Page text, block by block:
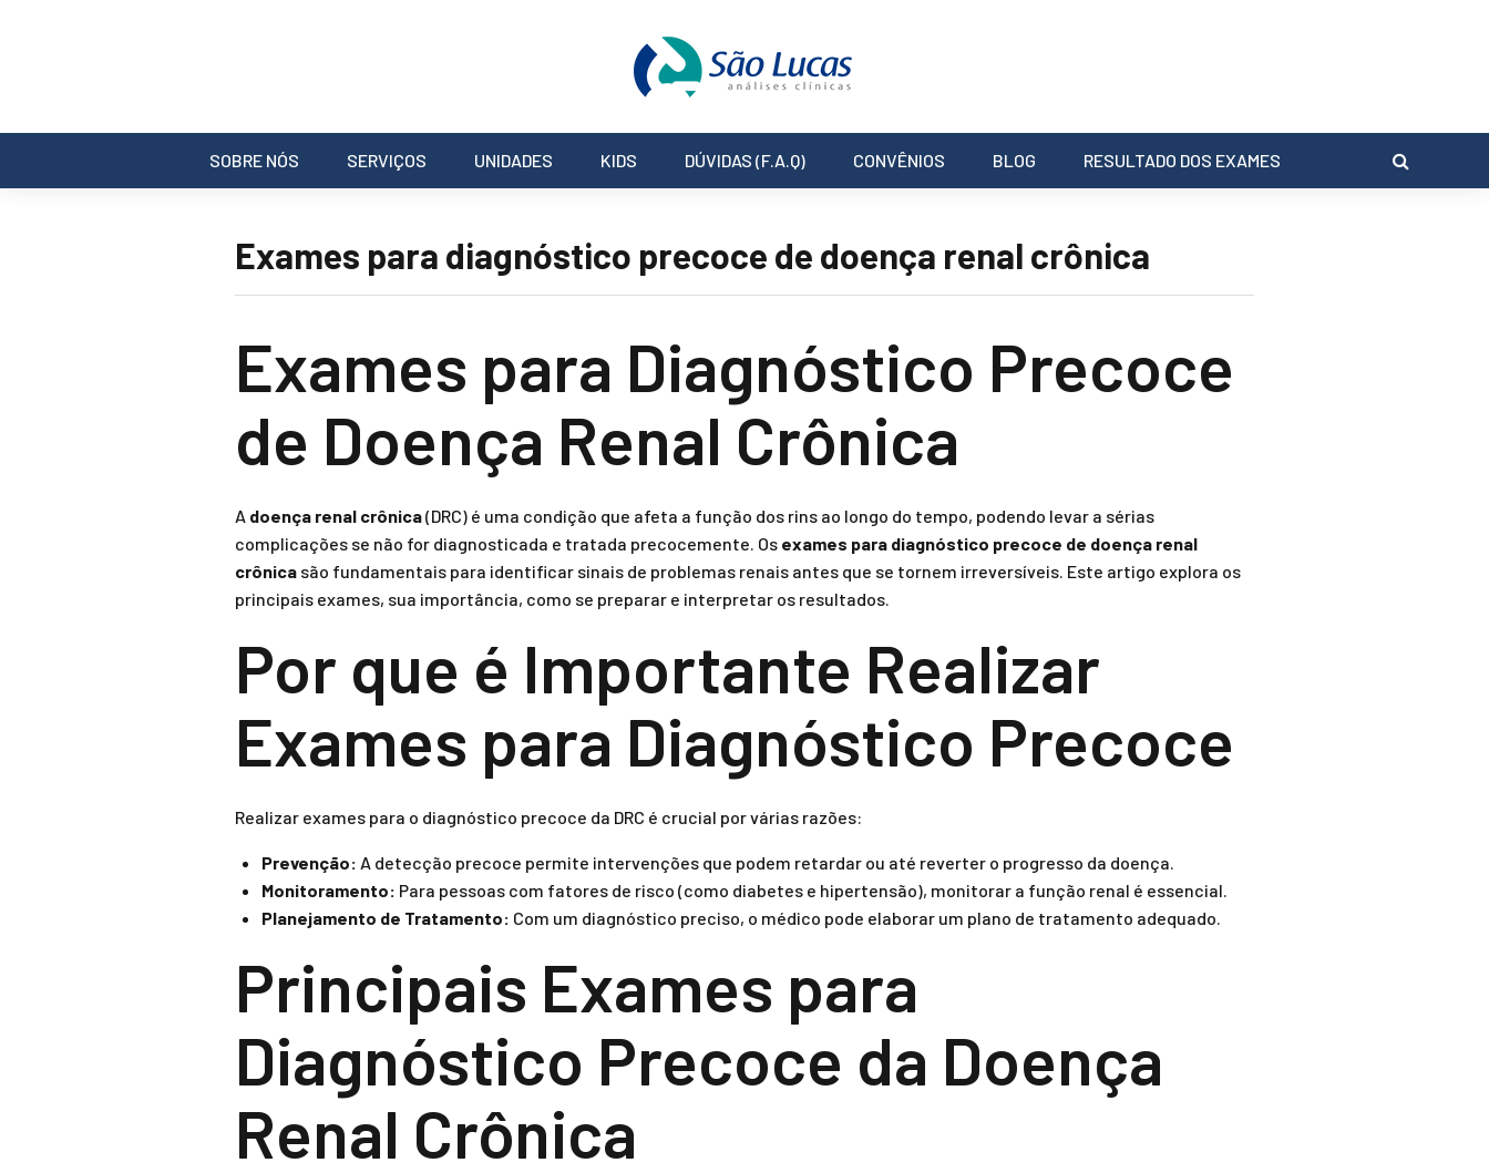
SOBRE NÓS SERVIÇOS UNIDADES KIDS DÚVIDAS (F.A.Q) CONVÊNIOS BLOG RESULTADO DOS EXAMES
Exames para diagnóstico precoce de doença renal crônica
Exames para Diagnóstico Precoce
de Doença Renal Crônica
A doença renal crônica(DRC) é uma condição que afeta a função dos rins ao longo do tempo, podendo levar a sérias
complicações se não for diagnosticada e tratada precocemente. Os exames para diagnóstico precoce de doença renal
crônica são fundamentais para identificar sinais de problemas renais antes que se tornem irreversíveis. Este artigo explora os
principais exames, sua importância, como se preparar e interpretar os resultados.
Por que é Importante Realizar
Exames para Diagnóstico Precoce
Realizar exames para o diagnóstico precoce da DRC é crucial por várias razões:
Prevenção: A detecção precoce permite intervenções que podem retardar ou até reverter o progresso da doença.
Monitoramento: Para pessoas com fatores de risco (como diabetes e hipertensão), monitorar a função renal é essencial.
Planejamento de Tratamento: Com um diagnóstico preciso, o médico pode elaborar um plano de tratamento adequado.
Principais Exames para
Diagnóstico Precoce da Doença
Renal Crônica